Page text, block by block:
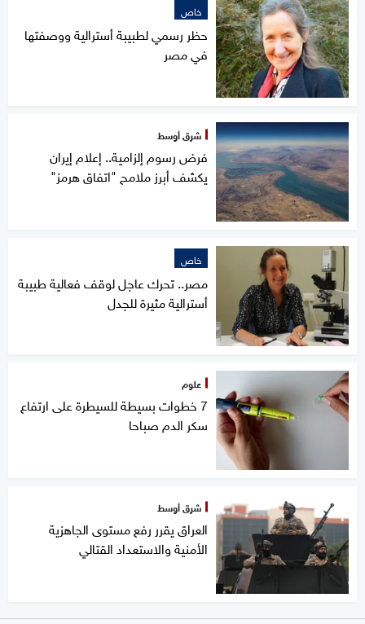
خاص
حظر رسمي لطبيبة أسترالية ووصفتها
في مصر
شرق أوسط
فرض رسوم إلزامية.. إعلام إيران
يكشف أبرز ملامح "اتفاق هرمز"
خاص
مصر.. تحرك عاجل لوقف فعالية طبيبة
أسترالية مثيرة للجدل
علوم
7 خطوات بسيطة للسيطرة على ارتفاع
سكر الدم صباحا
شرق أوسط
العراق يقرر رفع مستوى الجاهزية
الأمنية والاستعداد القتالي